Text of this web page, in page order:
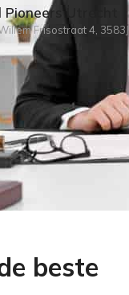
Pioneers Utrecht
Frisostraat 4,
beste